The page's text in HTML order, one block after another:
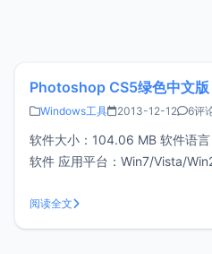
Photoshop CS5绿色中文版
Windows工具 2013-12-12 6评
软件大小：104.06 MB 软件语
软件 应用平台：Win7/Vista/
体/英文正式版破解制作而成，只
使用。 Photo
阅读全文